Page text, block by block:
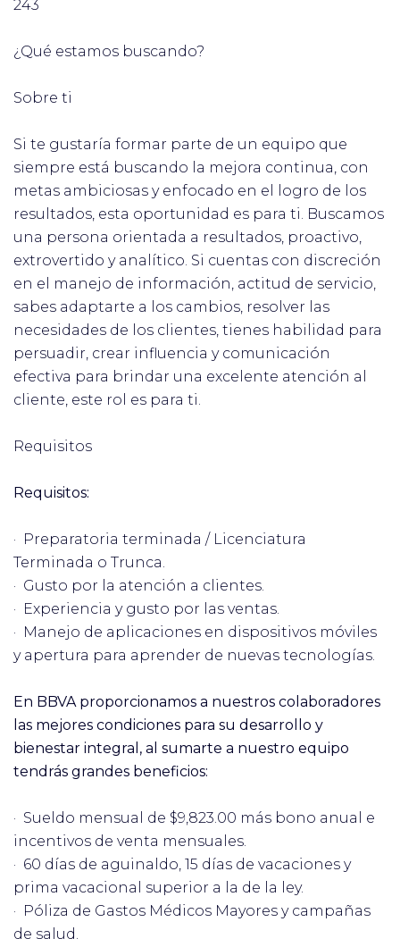
243
¿Qué estamos buscando?
Sobre ti
Si te gustaría formar parte de un equipo que
siempre está buscando la mejora continua, con
metas ambiciosas y enfocado en el logro de los
resultados, esta oportunidad es para ti. Buscamos
una persona orientada a resultados, proactivo,
extrovertido y analítico. Si cuentas con discreción
en el manejo de información, actitud de servicio,
sabes adaptarte a los cambios, resolver las
necesidades de los clientes, tienes habilidad para
persuadir, crear influencia y comunicación
efectiva para brindar una excelente atención al
cliente, este rol es para ti.
Requisitos
Requisitos:
· Preparatoria terminada / Licenciatura
Terminada o Trunca.
· Gusto por la atención a clientes.
· Experiencia y gusto por las ventas.
· Manejo de aplicaciones en dispositivos móviles
y apertura para aprender de nuevas tecnologías.
En BBVA proporcionamos a nuestros colaboradores
las mejores condiciones para su desarrollo y
bienestar integral, al sumarte a nuestro equipo
tendrás grandes beneficios:
· Sueldo mensual de $9,823.00 más bono anual e
incentivos de venta mensuales.
· 60 días de aguinaldo, 15 días de vacaciones y
prima vacacional superior a la de la ley.
· Póliza de Gastos Médicos Mayores y campañas
de salud.